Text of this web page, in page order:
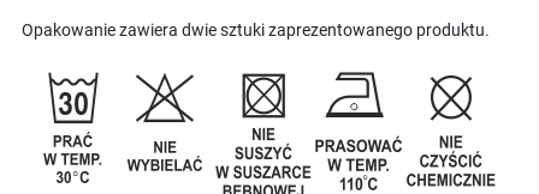
Opakowanie zawiera dwie sztuki zaprezentowanego produktu.